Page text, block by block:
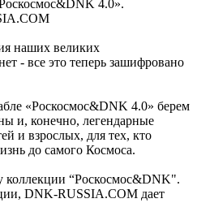
4.0».
наших великих
- все это теперь зашифровано
«Роскосмос&DNK 4.0» берем
и, конечно, легендарные
и взрослых, для тех, кто
до самого Космоса.
коллекции “Роскосмос&DNK".
DNK-RUSSIA.COM дает